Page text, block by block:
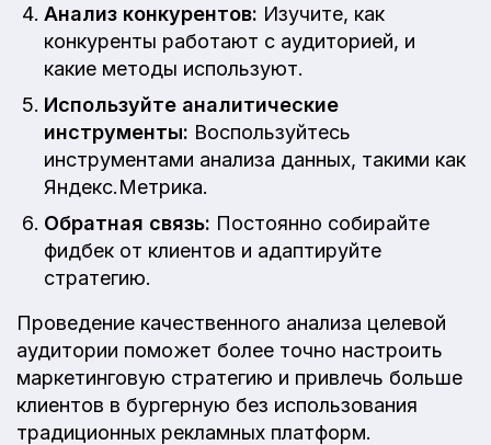
Анализ конкурентов: Изучите, как
конкуренты работают с аудиторией, и
какие методы используют.
Используйте аналитические
инструменты: Воспользуйтесь
инструментами анализа данных, такими как
Яндекс.Метрика.
Обратная связь: Постоянно собирайте
фидбек от клиентов и адаптируйте
стратегию.
Проведение качественного анализа целевой
аудитории поможет более точно настроить
маркетинговую стратегию и привлечь больше
клиентов в бургерную без использования
традиционных рекламных платформ.